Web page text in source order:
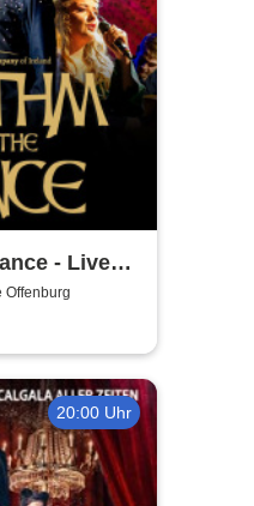
- Live
Offenburg
20:00 Uhr